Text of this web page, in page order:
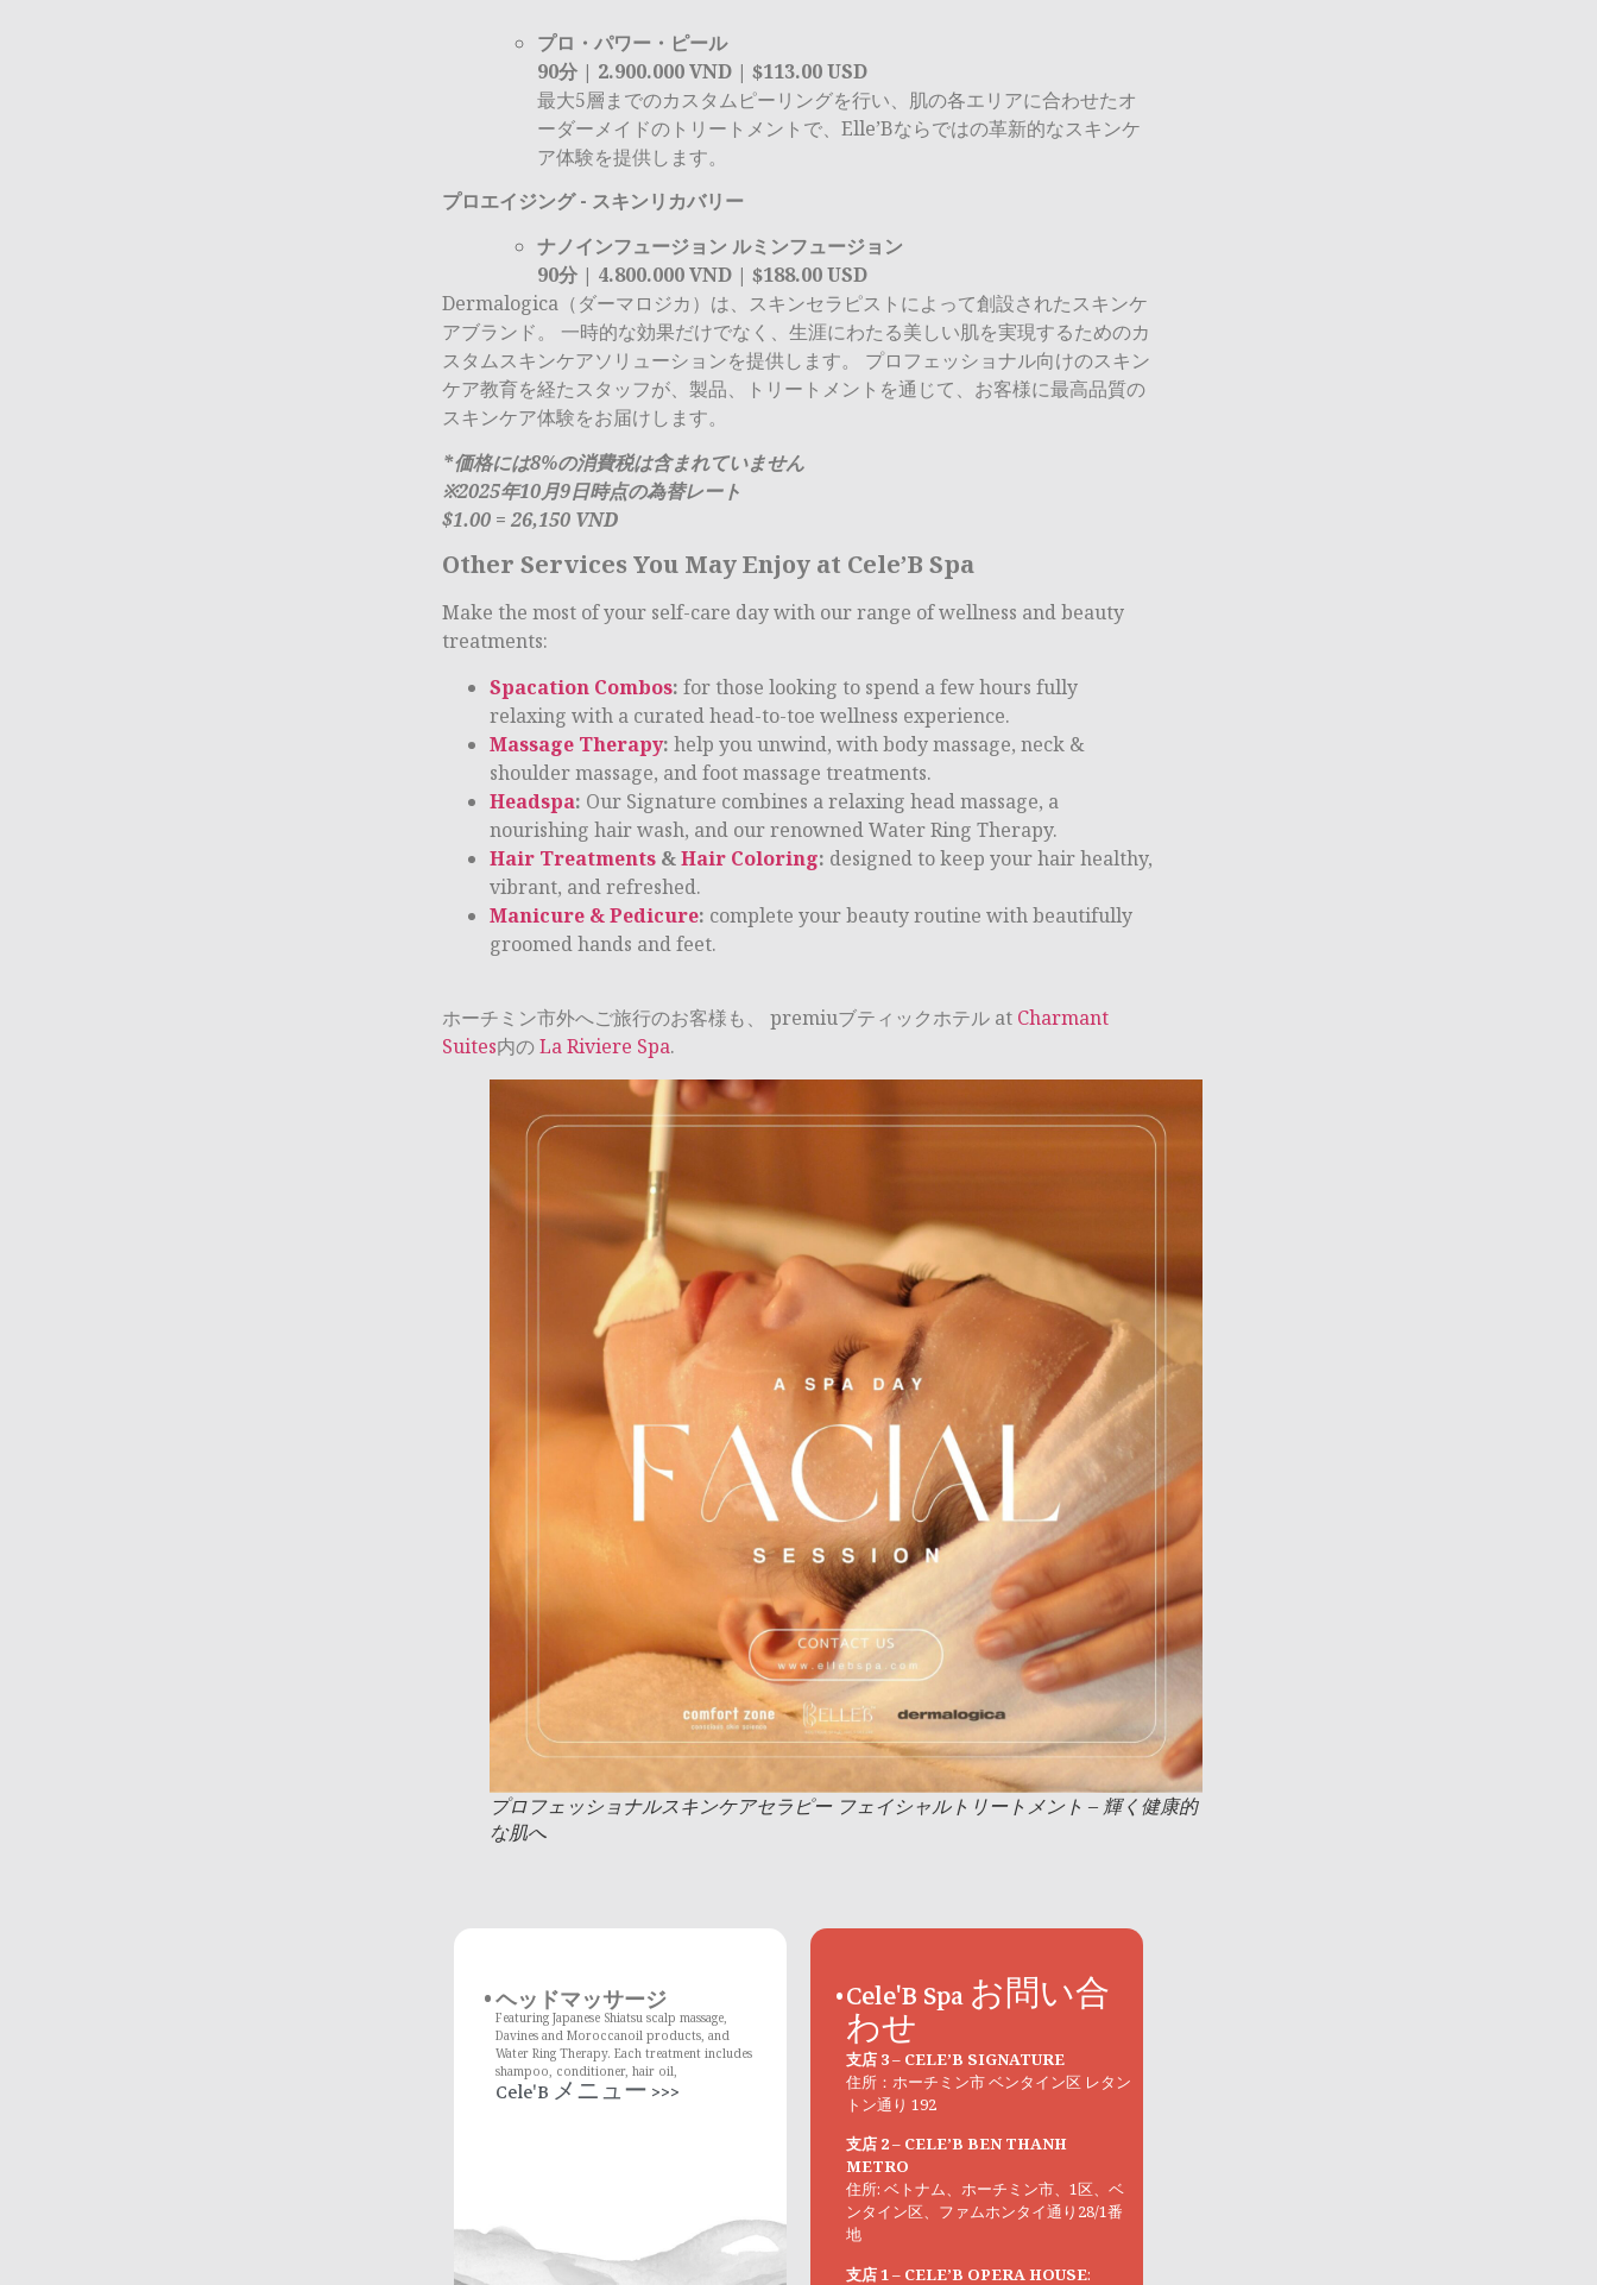
プロ・パワー・ピール
90分 | 2.900.000 VND | $113.00 USD
最大5層までのカスタムピーリングを行い、肌の各エリアに合わせたオ
ーダーメイドのトリートメントで、Elle’Bならではの革新的なスキンケ
ア体験を提供します。
プロエイジング - スキンリカバリー
ナノインフュージョン ルミンフュージョン
90分 | 4.800.000 VND | $188.00 USD
Dermalogica（ダーマロジカ）は、スキンセラピストによって創設されたスキンケ
アブランド。 一時的な効果だけでなく、生涯にわたる美しい肌を実現するためのカ
スタムスキンケアソリューションを提供します。 プロフェッショナル向けのスキン
ケア教育を経たスタッフが、製品、トリートメントを通じて、お客様に最高品質の
スキンケア体験をお届けします。
*価格には8%の消費税は含まれていません
※2025年10月9日時点の為替レート
$1.00 = 26,150 VND
Other Services You May Enjoy at Cele’B Spa
Make the most of your self-care day with our range of wellness and beauty
treatments:
Spacation Combos: for those looking to spend a few hours fully
relaxing with a curated head-to-toe wellness experience.
Massage Therapy: help you unwind, with body massage, neck &
shoulder massage, and foot massage treatments.
Headspa: Our Signature combines a relaxing head massage, a
nourishing hair wash, and our renowned Water Ring Therapy.
Hair Treatments &Hair Coloring: designed to keep your hair healthy,
vibrant, and refreshed.
Manicure & Pedicure: complete your beauty routine with beautifully
groomed hands and feet.
ホーチミン市外へご旅行のお客様も、 premiuブティックホテル at Charmant
Suites内のLa Riviere Spa.
プロフェッショナルスキンケアセラピー フェイシャルトリートメント – 輝く健康的
な肌へ
ヘッドマッサージ
Featuring Japanese Shiatsu scalp massage,
Davines and Moroccanoil products, and
Water Ring Therapy. Each treatment includes
shampoo, conditioner, hair oil,
Cele'B メニュー >>>
Cele'B Spa お問い合
わせ
支店 3 – CELE’B SIGNATURE
住所：ホーチミン市 ベンタイン区 レタン
トン通り 192
支店 2 – CELE’B BEN THANH
METRO
住所: ベトナム、ホーチミン市、1区、ベ
ンタイン区、ファムホンタイ通り28/1番
地
支店 1 – CELE’B OPERA HOUSE: